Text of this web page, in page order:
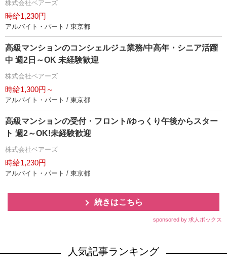
株式会社ベアーズ
時給1,230円
アルバイト・パート / 東京都
高級マンションのコンシェルジュ業務/中高年・シニア活躍
中 週2日～OK 未経験歓迎
株式会社ベアーズ
時給1,300円～
アルバイト・パート / 東京都
高級マンションの受付・フロント/ゆっくり午後からスター
ト 週2～OK!未経験歓迎
株式会社ベアーズ
時給1,230円
アルバイト・パート / 東京都
続きはこちら
sponsored by 求人ボックス
人気記事ランキング